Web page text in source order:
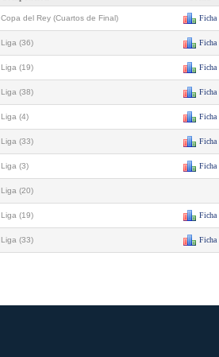
Copa del Rey (Cuartos de Final) Ficha
Liga (36) Ficha
Liga (19) Ficha
Liga (38) Ficha
Liga (4) Ficha
Liga (33) Ficha
Liga (3) Ficha
Liga (20)
Liga (19) Ficha
Liga (33) Ficha